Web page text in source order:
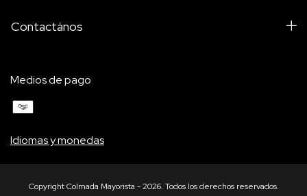
Contactános
Medios de pago
Idiomas y monedas
Copyright Colmada Mayorista - 2026. Todos los derechos reservados.